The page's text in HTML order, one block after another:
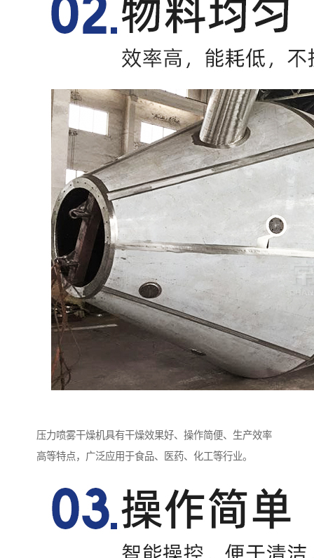
压力喷雾干燥机具有干燥效果好、操作简便、生产效率
高等特点，广泛应用于食品、医药、化工等行业。